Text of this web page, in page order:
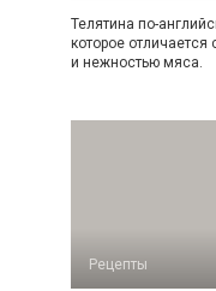
Телятина по-
которое
и нежностью мяса.
Рецепты